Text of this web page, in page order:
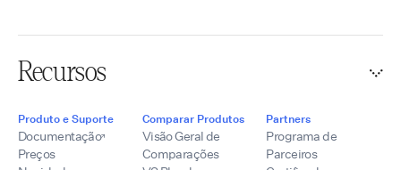
Recursos
Produto e Suporte
Documentação
Preços
Comparar Produtos
Visão Geral de
Comparações
Partners
Programa de
Parceiros